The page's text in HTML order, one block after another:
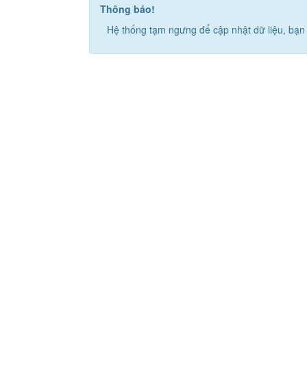
Thông báo!
Hệ thống tạm ngưng để cập nhật dữ liệu,